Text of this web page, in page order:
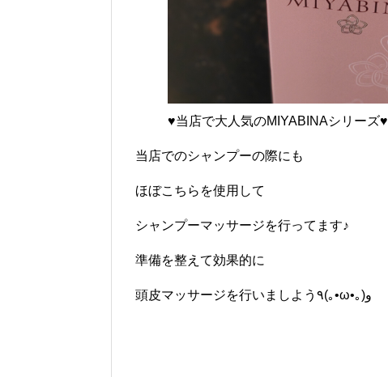
♥当店で大人気のMIYABINAシリーズ♥
当店でのシャンプーの際にも
ほぼこちらを使用して
シャンプーマッサージを行ってます♪
準備を整えて効果的に
頭皮マッサージを行いましよう٩(｡•ω•｡)و